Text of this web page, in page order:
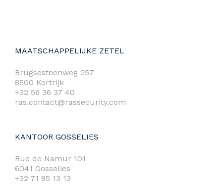
MAATSCHAPPELIJKE ZETEL
Brugsesteenweg 257
8500 Kortrijk
+32 56 36 37 40
ras.contact@rassecurity.com
KANTOOR GOSSELIES
Rue de Namur 101
6041 Gosselies
+32 71 85 13 13